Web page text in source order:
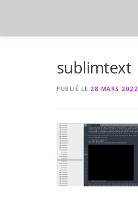
sublimtext
PUBLIÉ LE 28 MARS 2022